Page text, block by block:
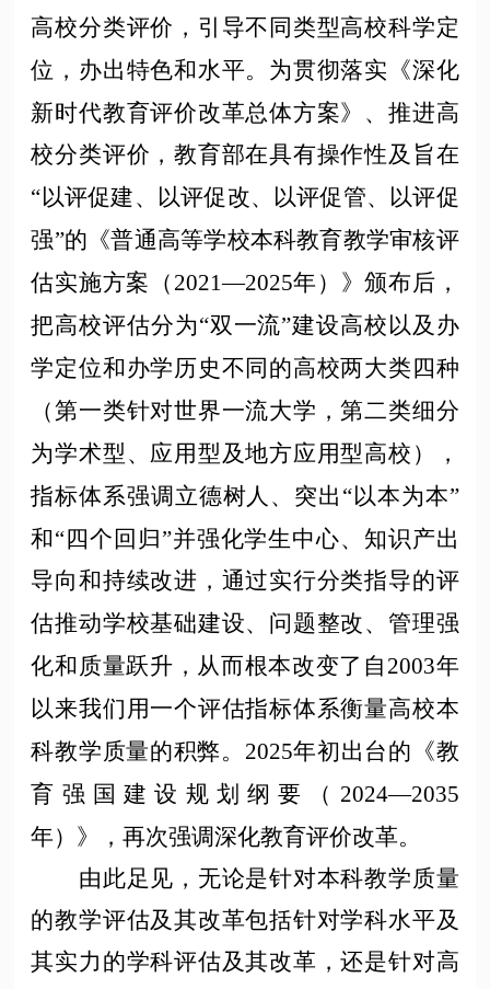
高校分类评价，引导不同类型高校科学定
位，办出特色和水平。为贯彻落实《深化
新时代教育评价改革总体方案》、推进高
校分类评价，教育部在具有操作性及旨在
“以评促建、以评促改、以评促管、以评促
强”的《普通高等学校本科教育教学审核评
估实施方案（2021—2025年）》颁布后，
把高校评估分为“双一流”建设高校以及办
学定位和办学历史不同的高校两大类四种
（第一类针对世界一流大学，第二类细分
为学术型、应用型及地方应用型高校），
指标体系强调立德树人、突出“以本为本”
和“四个回归”并强化学生中心、知识产出
导向和持续改进，通过实行分类指导的评
估推动学校基础建设、问题整改、管理强
化和质量跃升，从而根本改变了自2003年
以来我们用一个评估指标体系衡量高校本
科教学质量的积弊。2025年初出台的《教
育强国建设规划纲要（2024—2035
年）》，再次强调深化教育评价改革。
由此足见，无论是针对本科教学质量
的教学评估及其改革包括针对学科水平及
其实力的学科评估及其改革，还是针对高